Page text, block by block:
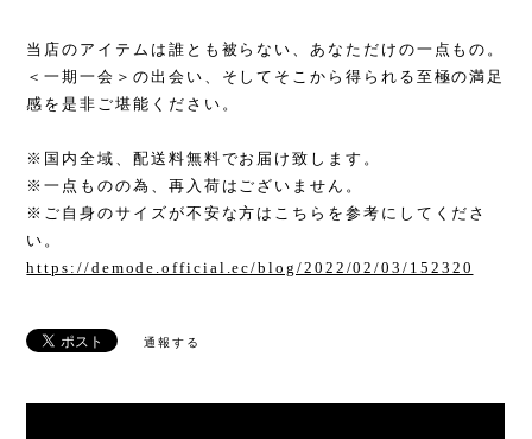
当店のアイテムは誰とも被らない、あなただけの一点もの。
＜一期一会＞の出会い、そしてそこから得られる至極の満足
感を是非ご堪能ください。
※国内全域、配送料無料でお届け致します。
※一点ものの為、再入荷はございません。
※ご自身のサイズが不安な方はこちらを参考にしてくださ
い。
https://demode.official.ec/blog/2022/02/03/152320
通報する